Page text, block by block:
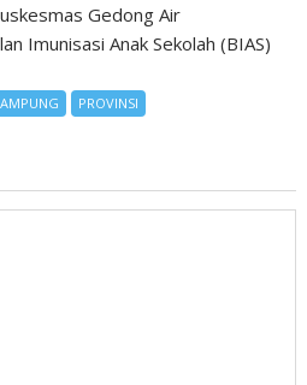
Gedong Air
Imunisasi Anak Sekolah (BIAS)
PROVINSI